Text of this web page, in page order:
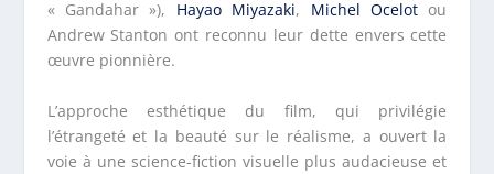
« Gandahar »), Hayao Miyazaki, Michel Ocelot ou
Andrew Stanton ont reconnu leur dette envers cette
œuvre pionnière.
L’approche esthétique du film, qui privilégie
l’étrangeté et la beauté sur le réalisme, a ouvert la
voie à une science-fiction visuelle plus audacieuse et